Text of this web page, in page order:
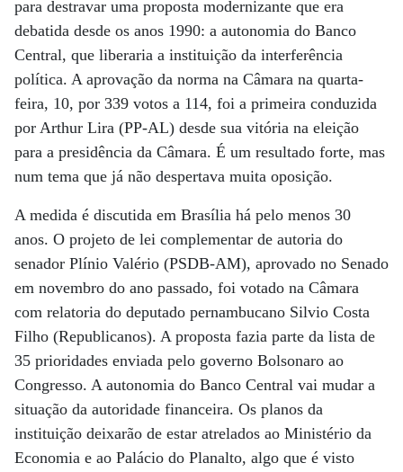
para destravar uma proposta modernizante que era
debatida desde os anos 1990: a autonomia do Banco
Central, que liberaria a instituição da interferência
política. A aprovação da norma na Câmara na quarta-
feira, 10, por 339 votos a 114, foi a primeira conduzida
por Arthur Lira (PP-AL) desde sua vitória na eleição
para a presidência da Câmara. É um resultado forte, mas
num tema que já não despertava muita oposição.
A medida é discutida em Brasília há pelo menos 30
anos. O projeto de lei complementar de autoria do
senador Plínio Valério (PSDB-AM), aprovado no Senado
em novembro do ano passado, foi votado na Câmara
com relatoria do deputado pernambucano Silvio Costa
Filho (Republicanos). A proposta fazia parte da lista de
35 prioridades enviada pelo governo Bolsonaro ao
Congresso. A autonomia do Banco Central vai mudar a
situação da autoridade financeira. Os planos da
instituição deixarão de estar atrelados ao Ministério da
Economia e ao Palácio do Planalto, algo que é visto